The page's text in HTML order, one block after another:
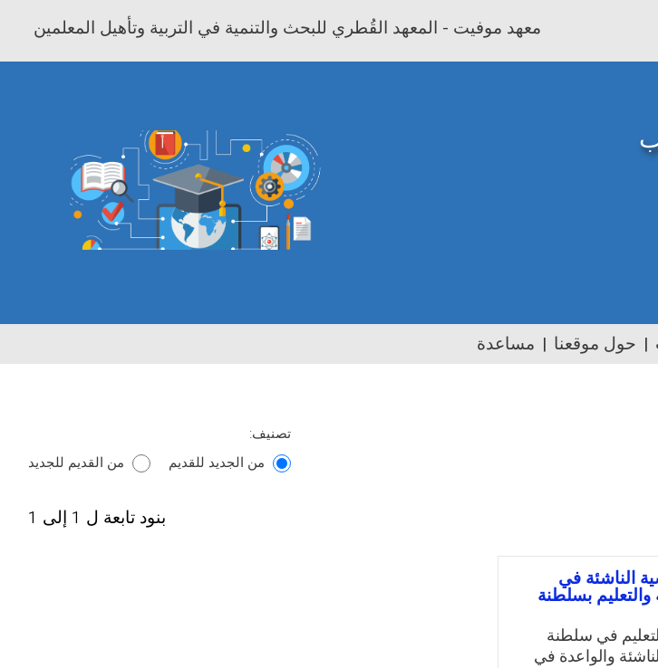
معهد موفيت - المعهد القُطري للبحث والتنمية في التربية وتأهيل المعلمين
حول موقعنا مساعدة
تصنيف:
من الجديد للقديم
من القديم للجديد
بنود تابعة ل 1 إلى 1
الناشئة في
والتعليم بسلطنة
في سلطنة
والواعدة في